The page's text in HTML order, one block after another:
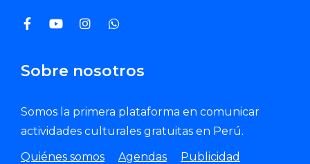
Sobre nosotros
Somos la primera plataforma en comunicar
actividades culturales gratuitas en Perú.
Quiénes somos
Agendas Publicidad